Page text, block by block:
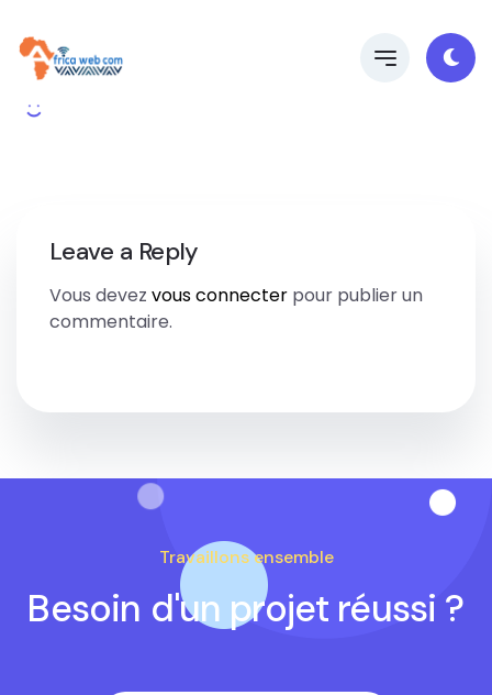
Leave a Reply
Vous devez vous connecter pour publier un
commentaire.
Travaillons ensemble
Besoin d'un projet réussi ?